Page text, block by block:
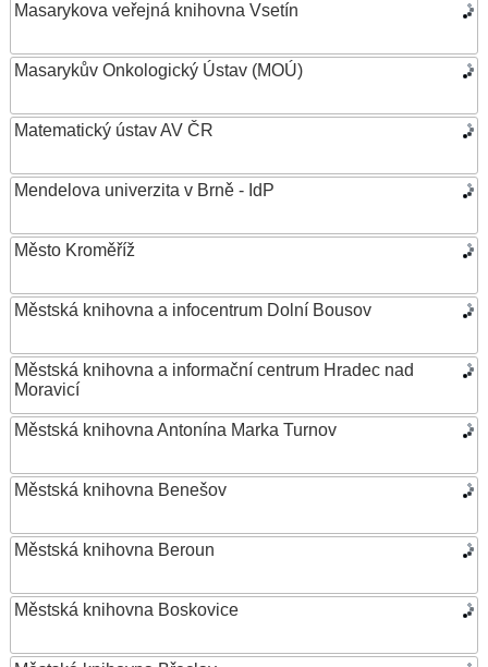
Masarykova veřejná knihovna Vsetín
Masarykův Onkologický Ústav (MOÚ)
Matematický ústav AV ČR
Mendelova univerzita v Brně - IdP
Město Kroměříž
Městská knihovna a infocentrum Dolní Bousov
Městská knihovna a informační centrum Hradec nad
Moravicí
Městská knihovna Antonína Marka Turnov
Městská knihovna Benešov
Městská knihovna Beroun
Městská knihovna Boskovice